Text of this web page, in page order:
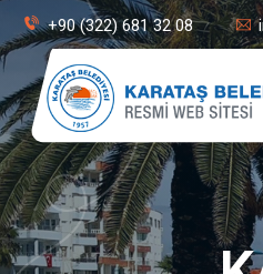
+90 (322) 681 32 08